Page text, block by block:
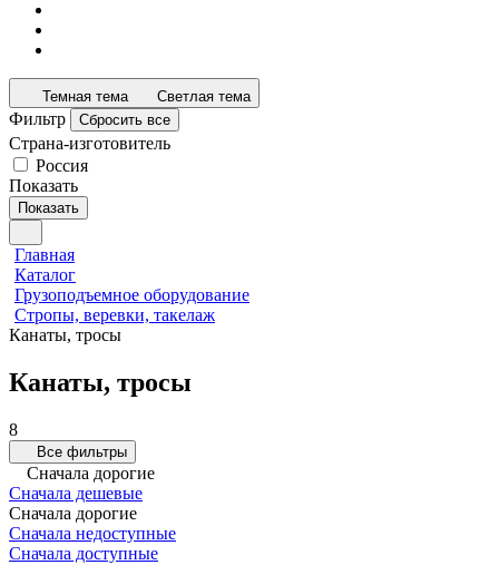
Темная тема Светлая тема
Фильтр Сбросить все
Страна-изготовитель
Россия
Показать
Показать
Главная
Каталог
Грузоподъемное оборудование
Стропы, веревки, такелаж
Канаты, тросы
Канаты, тросы
8
Все фильтры
Сначала дорогие
Сначала дешевые
Сначала дорогие
Сначала недоступные
Сначала доступные